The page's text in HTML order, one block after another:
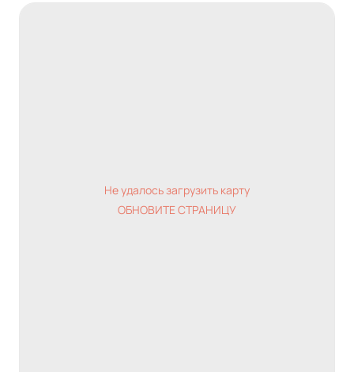
Не удалось загрузить карту
ОБНОВИТЕ СТРАНИЦУ